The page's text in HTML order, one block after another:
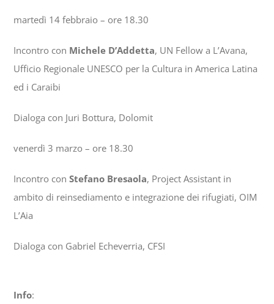
martedì 14 febbraio – ore 18.30
Incontro con Michele D’Addetta, UN Fellow a L’Avana,
Ufficio Regionale UNESCO per la Cultura in America Latina
ed i Caraibi
Dialoga con Juri Bottura, Dolomit
venerdì 3 marzo – ore 18.30
Incontro con Stefano Bresaola, Project Assistant in
ambito di reinsediamento e integrazione dei rifugiati, OIM
L’Aia
Dialoga con Gabriel Echeverria, CFSI
Info: